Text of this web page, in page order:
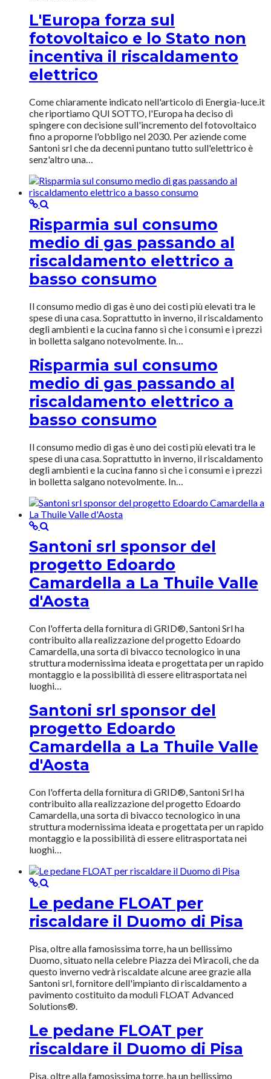
L'Europa forza sul
fotovoltaico e lo Stato non
incentiva il riscaldamento
elettrico
Come chiaramente indicato nell'articolo di Energia-luce.it
che riportiamo QUI SOTTO, l'Europa ha deciso di
spingere con decisione sull'incremento del fotovoltaico
fino a proporne l'obbligo nel 2030. Per aziende come
Santoni srl che da decenni puntano tutto sull'elettrico è
senz'altro una…
Risparmia sul consumo
medio di gas passando al
riscaldamento elettrico a
basso consumo
Il consumo medio di gas è uno dei costi più elevati tra le
spese di una casa. Soprattutto in inverno, il riscaldamento
degli ambienti e la cucina fanno sì che i consumi e i prezzi
in bolletta salgano notevolmente. In…
Risparmia sul consumo
medio di gas passando al
riscaldamento elettrico a
basso consumo
Il consumo medio di gas è uno dei costi più elevati tra le
spese di una casa. Soprattutto in inverno, il riscaldamento
degli ambienti e la cucina fanno sì che i consumi e i prezzi
in bolletta salgano notevolmente. In…
Santoni srl sponsor del
progetto Edoardo
Camardella a La Thuile Valle
d'Aosta
Con l'offerta della fornitura di GRID®, Santoni Srl ha
contribuito alla realizzazione del progetto Edoardo
Camardella, una sorta di bivacco tecnologico in una
struttura modernissima ideata e progettata per un rapido
montaggio e la possibilità di essere elitrasportata nei
luoghi…
Santoni srl sponsor del
progetto Edoardo
Camardella a La Thuile Valle
d'Aosta
Con l'offerta della fornitura di GRID®, Santoni Srl ha
contribuito alla realizzazione del progetto Edoardo
Camardella, una sorta di bivacco tecnologico in una
struttura modernissima ideata e progettata per un rapido
montaggio e la possibilità di essere elitrasportata nei
luoghi…
Le pedane FLOAT per
riscaldare il Duomo di Pisa
Pisa, oltre alla famosissima torre, ha un bellissimo
Duomo, situato nella celebre Piazza dei Miracoli, che da
questo inverno vedrà riscaldate alcune aree grazie alla
Santoni srl, fornitore dell'impianto di riscaldamento a
pavimento costituito da moduli FLOAT Advanced
Solutions®.
Le pedane FLOAT per
riscaldare il Duomo di Pisa
Pisa, oltre alla famosissima torre, ha un bellissimo